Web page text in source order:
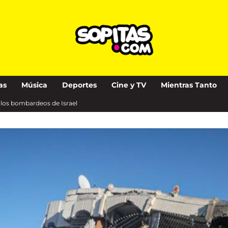
Música Deportes Cine y TV Mientras Tanto
bombardeos de Israel